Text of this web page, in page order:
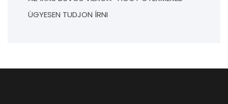
ÜGYESEN TUDJON ÍRNI